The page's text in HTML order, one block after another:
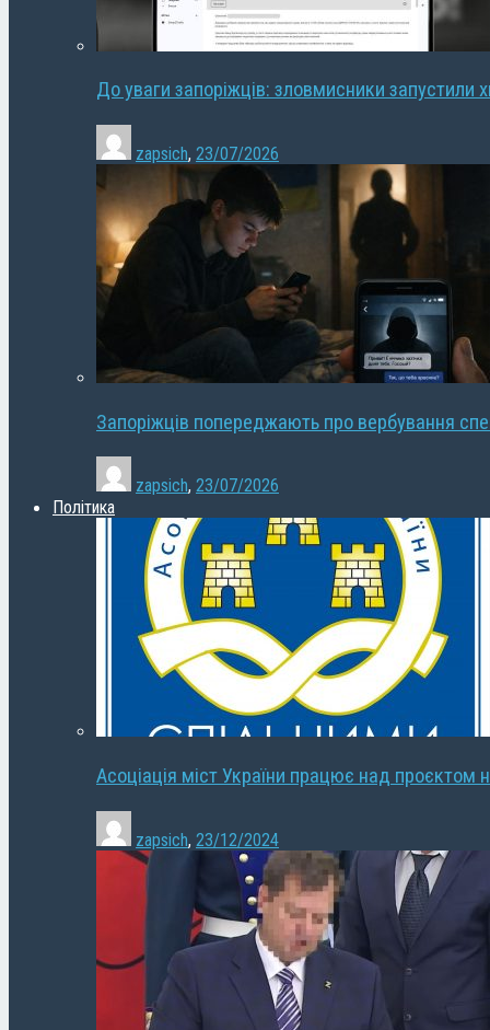
До уваги запоріжців: зловмисники запустили
zapsich, 23/07/2026
Запоріжців попереджають про вербування
zapsich, 23/07/2026
Політика
Асоціація міст України працює над проєктом
zapsich, 23/12/2024